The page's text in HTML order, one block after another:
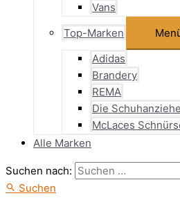
Vans
Top-Marken
Adidas
Brandery
REMA
Die
McLaces
Alle Marken
Suchen nach:
Suchen